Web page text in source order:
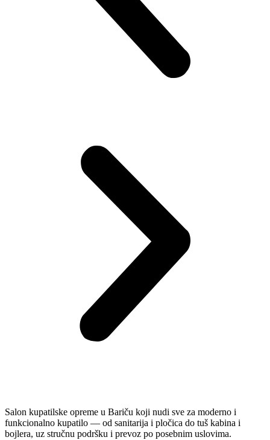
Salon kupatilske opreme u Bariču koji nudi sve za moderno i
funkcionalno kupatilo — od sanitarija i pločica do tuš kabina i
bojlera, uz stručnu podršku i prevoz po posebnim uslovima.